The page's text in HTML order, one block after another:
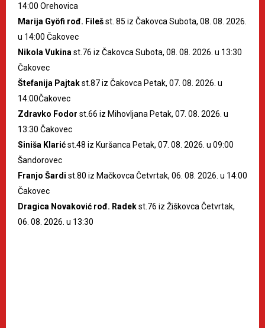
14:00 Orehovica
Marija Gyöfi rođ. Filešst. 85 iz Čakovca Subota, 08. 08. 2026.
u 14:00 Čakovec
Nikola Vukina st.76 iz Čakovca Subota, 08. 08. 2026. u 13:30
Čakovec
Štefanija Pajtakst.87 iz Čakovca Petak, 07. 08. 2026. u
14:00Čakovec
Zdravko Fodor st.66 iz Mihovljana Petak, 07. 08. 2026. u
13:30 Čakovec
Siniša Klarićst.48 iz Kuršanca Petak, 07. 08. 2026. u 09:00
Šandorovec
Franjo Šardi st.80 iz Mačkovca Četvrtak, 06. 08. 2026. u 14:00
Čakovec
Dragica Novaković rođ. Radekst.76 iz Žiškovca Četvrtak,
06. 08. 2026. u 13:30